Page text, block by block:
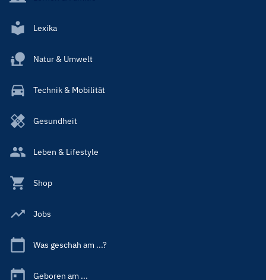
Lexika
Natur & Umwelt
Technik & Mobilität
Gesundheit
Leben & Lifestyle
Shop
Jobs
Was geschah am ...?
Geboren am ...